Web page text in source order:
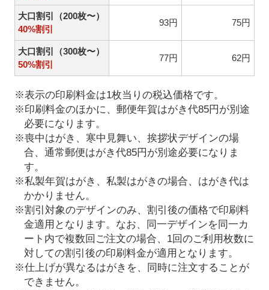
大口割引（200枚〜）
40%割引
93円 75円
大口割引（300枚〜）
50%割引
77円 62円
※表示の印刷料金は1枚当りの税込価格です。
※印刷料金のほかに、郵便年賀はがき代85円が別途
必要になります。
※喪中はがき、寒中見舞い、挨拶状デザインの場
合、通常郵便はがき代85円が別途必要になりま
す。
※私製年賀はがき、私製はがきの場合、はがき代は
かかりません。
※割引対象のデザインのみ、割引後の価格で印刷料
金適用となります。なお、同一デザインを同一カ
ート内で複数回ご注文の場合、1回のご利用枚数に
対しての割引後の印刷料金が適用となります。
※仕上げが異なるはがきを、同時に注文することが
できません。